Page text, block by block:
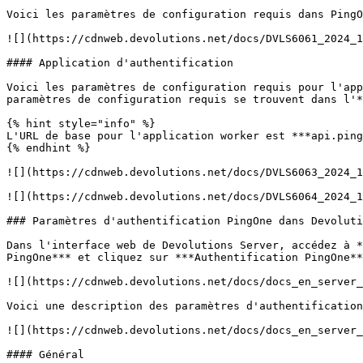
Voici les paramètres de configuration requis dans
![](https://cdnweb.devolutions.net/docs/
#### Application d'authentification
Voici les paramètres de configuration requis pour
paramètres de configuration requis se trouvent dans
{% hint style="info" %}
L'URL de base pour l'application worker est
{% endhint %}
![](https://cdnweb.devolutions.net/docs/
![](https://cdnweb.devolutions.net/docs/
### Paramètres d'authentification PingOne dans
Dans l'interface web de Devolutions Server, accédez
PingOne*** et cliquez sur ***Authentification
![](https://cdnweb.devolutions.net/docs/
Voici une description des paramètres d'authentification
![](https://cdnweb.devolutions.net/docs/
#### Général